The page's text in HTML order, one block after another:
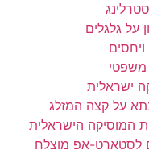
על גלגלים
ויחסים
משפטי
ישראלית
על קצה המזלג
המוסיקה הישראלית
לסטארט-אפ מוצלח